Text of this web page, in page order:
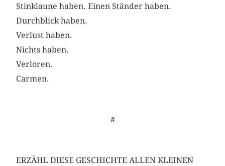
Stinklaune haben. Einen Ständer haben.
Durchblick haben.
Verlust haben.
Nichts haben.
Verloren.
Carmen.
#
ERZÄHL DIESE GESCHICHTE ALLEN KLEINEN